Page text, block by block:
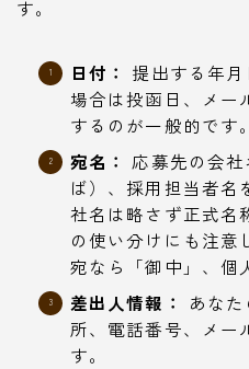
す。
日付：
提出する年
場合は投函日、メー
するのが一般的です。
宛名： 応募先の会
ば）、採用担当者名
社名は略さず正式名
の使い分けにも注意
宛なら「御中」、個
差出人情報：
あな
所、電話番号、メー
す。